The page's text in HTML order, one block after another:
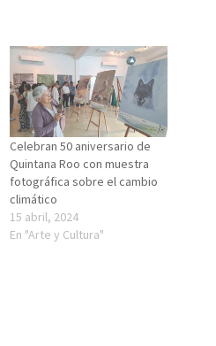
Celebran 50 aniversario de
Quintana Roo con muestra
fotográfica sobre el cambio
climático
15 abril, 2024
En "Arte y Cultura"